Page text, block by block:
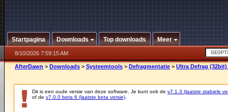
Startpagina Downloads Top downloads Meer
8/10/2026 7:59:15 AM
AfterDawn > Downloads > Systeemtools > Defragmentatie > Ultra Defrag (32bit)
Dit is een oude versie van deze software. Je kunt ook de v7.1.3 (laatste stabiele
of de v7.0.0 beta 6 (laatste beta versie)